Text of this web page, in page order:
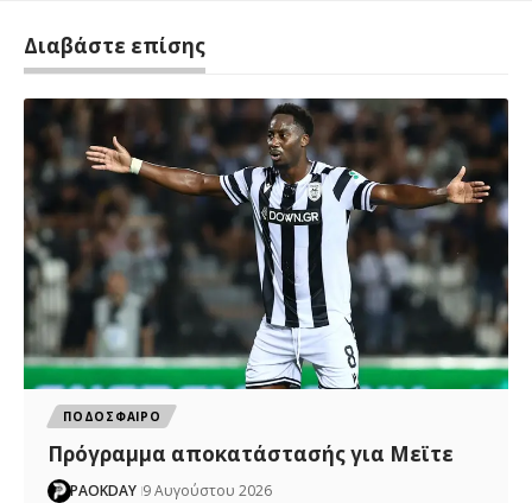
Διαβάστε επίσης
ΠΟΔΟΣΦΑΙΡΟ
Πρόγραμμα αποκατάστασής για Μεϊτε
PAOKDAY 9 Αυγούστου 2026